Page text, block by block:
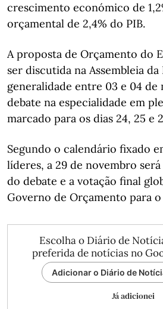
crescimento económico de
orçamental de 2,4% do PIB.
A proposta de Orçamento do
ser discutida na Assembleia da
generalidade entre 03 e 04 de
debate na especialidade em
marcado para os dias 24, 25 e
Segundo o calendário fixado
líderes, a 29 de novembro
do debate e a votação final
Governo de Orçamento para
Escolha o Diário de
preferida de notícias no
Adicionar o Diário de
Já adicionei